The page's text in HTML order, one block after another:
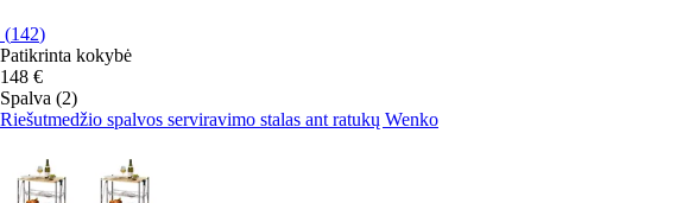
(142)
Patikrinta kokybė
148 €
Spalva (2)
Riešutmedžio spalvos serviravimo stalas ant ratukų Wenko